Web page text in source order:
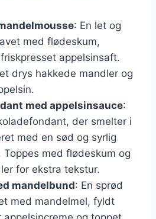
: En let og
med flødeskum,
appelsinsaft.
drys hakkede mandler og
med appelsinsauce:
der smelter i
med en sød og syrlig
Toppes med flødeskum og
for ekstra tekstur.
mandelbund: En sprød
med mandelmel, fyldt